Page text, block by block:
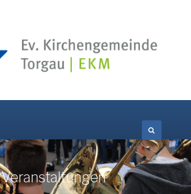
Veranstaltungen